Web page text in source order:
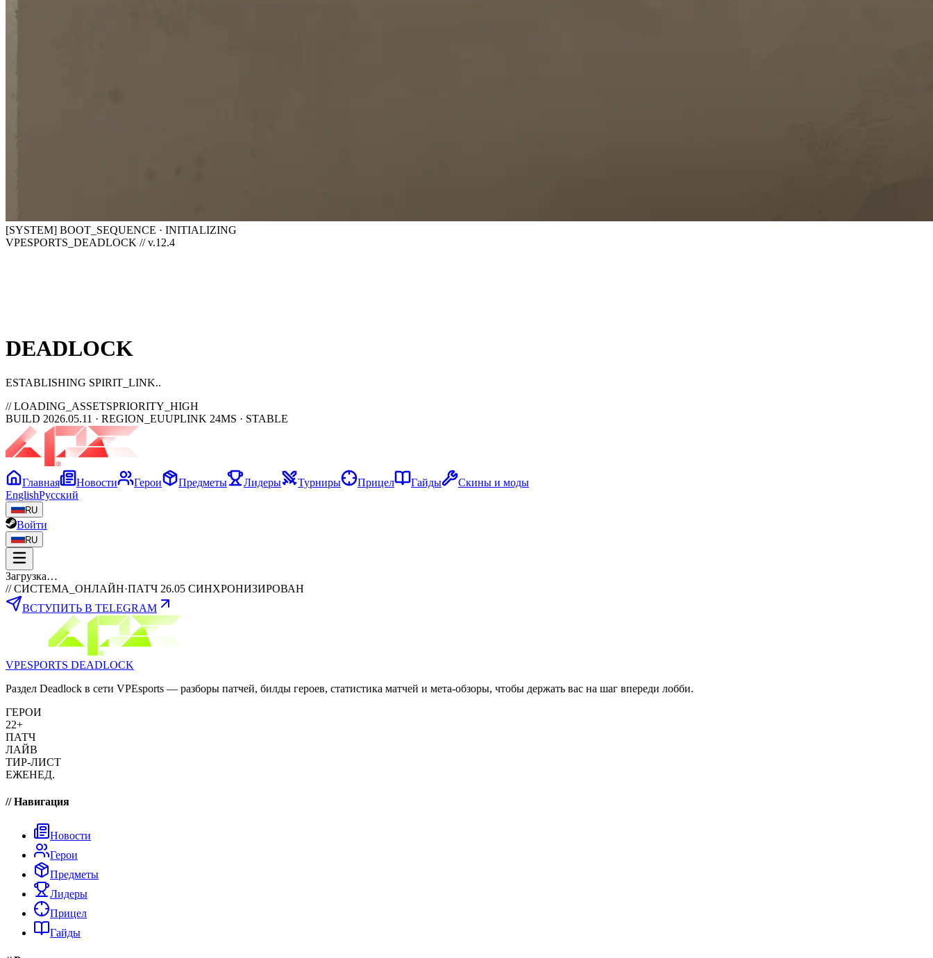
[SYSTEM] BOOT_SEQUENCE · INITIALIZING
VPESPORTS_DEADLOCK // v.12.4
DEADLOCK
ESTABLISHING SPIRIT_LINK
// LOADING_ASSETSPRIORITY_HIGH
BUILD 2026.05.11 · REGION_EUUPLINK 24MS · STABLE
Главная Новости Герои Предметы Лидеры Турниры Прицел Гайды
Скины и моды
EnglishРусский
RU
Войти
RU
Загрузка…
// СИСТЕМА_ОНЛАЙН·ПАТЧ 26.05 СИНХРОНИЗИРОВАН
ВСТУПИТЬ В TELEGRAM
VPESPORTS DEADLOCK
Раздел Deadlock в сети VPEsports — разборы патчей, билды героев, статистика матчей и мета-обзоры, чтобы держать вас на шаг впереди лобби.
ГЕРОИ
22+
ПАТЧ
ЛАЙВ
ТИР-ЛИСТ
ЕЖЕНЕД.
// Навигация
Новости
Герои
Предметы
Лидеры
Прицел
Гайды